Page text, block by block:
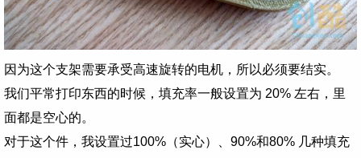
因为这个支架需要承受高速旋转的电机，所以必须要结实。
我们平常打印东西的时候，填充率一般设置为 20% 左右，里
面都是空心的。
对于这个件，我设置过100%（实心）、90%和80% 几种填充